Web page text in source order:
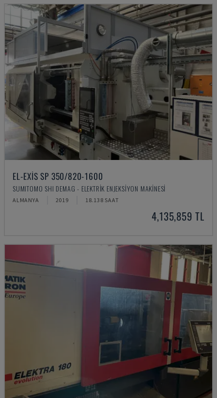
EL-EXIS SP 350/820-1600
SUMITOMO SHI DEMAG - ELEKTRIK ENJEKSIYON MAKINESI
ALMANYA 2019 18.138 SAAT
4,135,859 TL